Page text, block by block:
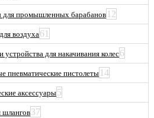
для промышленных барабанов 12
воздуха61
устройства для накачивания колес6
пневматические пистолеты 14
аксессуары5
37